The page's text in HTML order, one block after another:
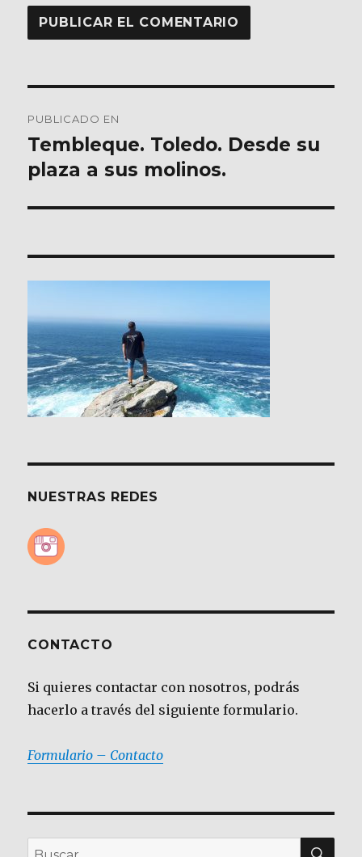
de
entradas
PUBLICADO EN
Tembleque. Toledo. Desde su
plaza a sus molinos.
NUESTRAS REDES
CONTACTO
Si quieres contactar con nosotros, podrás
hacerlo a través del siguiente formulario.
Formulario – Contacto
Buscar